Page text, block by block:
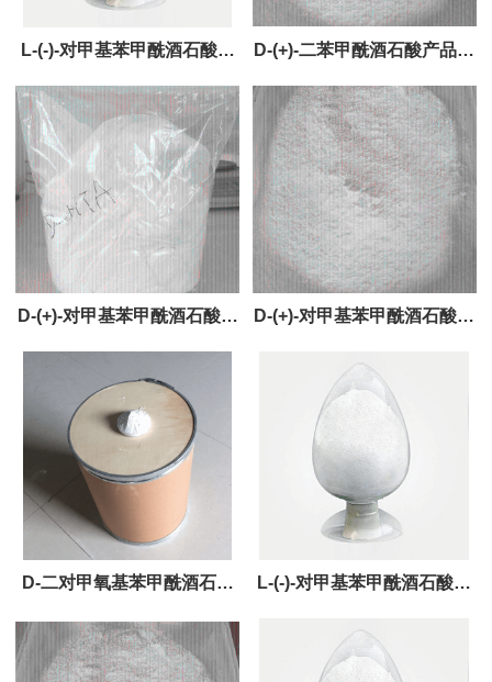
L-(-)-对甲基苯甲酰酒石酸产
品直销
D-(+)-二苯甲酰酒石酸产品直
销
D-(+)-对甲基苯甲酰酒石酸产 D-(+)-对甲基苯甲酰酒石酸一
D-二对甲氧基苯甲酰酒石酸
产品直销
L-(-)-对甲基苯甲酰酒石酸工